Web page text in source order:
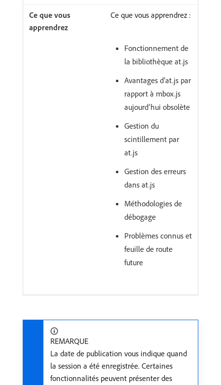
Ce que vous apprendrez :
Fonctionnement de
la bibliothèque at.js
Avantages d’at.js par
rapport à mbox.js
aujourd’hui obsolète
Gestion du
scintillement par
at.js
Gestion des erreurs
dans at.js
Méthodologies de
débogage
Problèmes connus et
feuille de route
future
REMARQUE
La date de publication vous indique quand
la session a été enregistrée. Certaines
fonctionnalités peuvent présenter des